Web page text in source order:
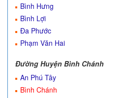
Bình Hưng
Bình Lợi
Đa Phước
Phạm Văn Hai
Đường Huyện Bình Chánh
An Phú Tây
Bình Chánh